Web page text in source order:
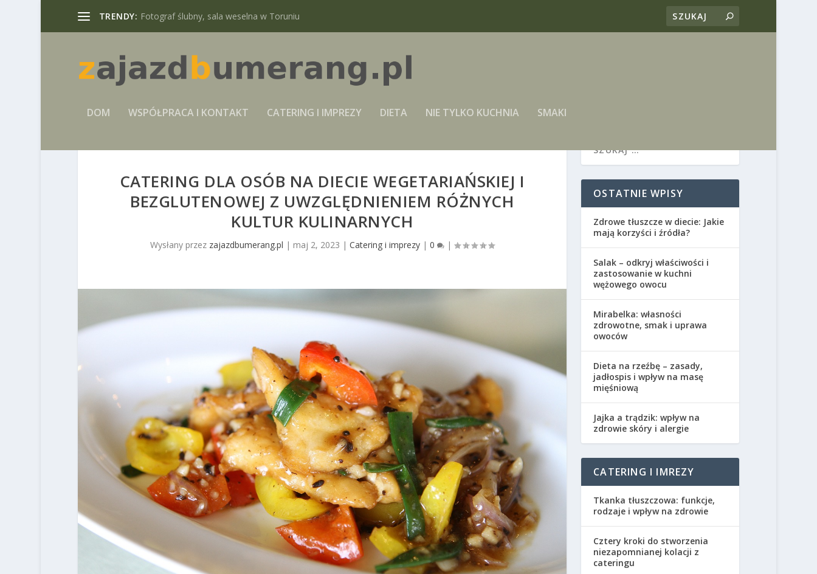
TRENDY: Fotograf ślubny, sala weselna w Toruniu
DOM WSPÓŁPRACA I KONTAKT CATERING I IMPREZY DIETA NIE TYLKO KUCHNIA SMAKI
CATERING DLA OSÓB NA DIECIE WEGETARIAŃSKIEJ I
BEZGLUTENOWEJ Z UWZGLĘDNIENIEM RÓŻNYCH
KULTUR KULINARNYCH
Wysłany przez zajazdbumerang.pl | maj 2, 2023 | Catering i imprezy| 0 |
OSTATNIE WPISY
Zdrowe tłuszcze w diecie: Jakie
mają korzyści i źródła?
Salak – odkryj właściwości i
zastosowanie w kuchni
wężowego owocu
Mirabelka: własności
zdrowotne, smak i uprawa
owoców
Dieta na rzeźbę – zasady,
jadłospis i wpływ na masę
mięśniową
Jajka a trądzik: wpływ na
zdrowie skóry i alergie
CATERING I IMREZY
Tkanka tłuszczowa: funkcje,
rodzaje i wpływ na zdrowie
Cztery kroki do stworzenia
niezapomnianej kolacji z
cateringu